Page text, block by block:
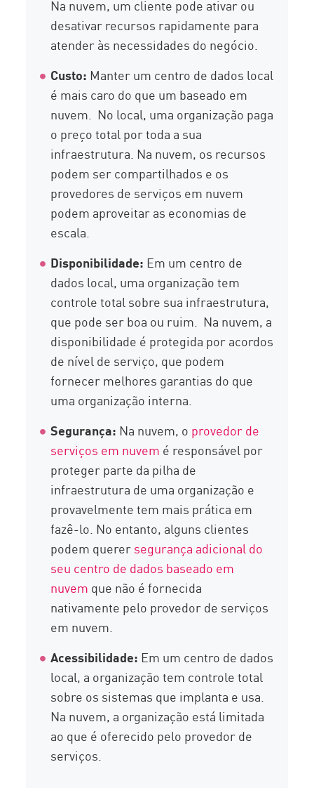
Na nuvem, um cliente pode ativar ou
desativar recursos rapidamente para
atender às necessidades do negócio.
Custo: Manter um centro de dados local
é mais caro do que um baseado em
nuvem. No local, uma organização paga
o preço total por toda a sua
infraestrutura. Na nuvem, os recursos
podem ser compartilhados e os
provedores de serviços em nuvem
podem aproveitar as economias de
escala.
Disponibilidade: Em um centro de
dados local, uma organização tem
controle total sobre sua infraestrutura,
que pode ser boa ou ruim. Na nuvem, a
disponibilidade é protegida por acordos
de nível de serviço, que podem
fornecer melhores garantias do que
uma organização interna.
Segurança: Na nuvem, o provedor de
serviços em nuvem é responsável por
proteger parte da pilha de
infraestrutura de uma organização e
provavelmente tem mais prática em
fazê-lo. No entanto, alguns clientes
podem querersegurança adicional do
seu centro de dados baseado em
nuvem que não é fornecida
nativamente pelo provedor de serviços
em nuvem.
Acessibilidade: Em um centro de dados
local, a organização tem controle total
sobre os sistemas que implanta e usa.
Na nuvem, a organização está limitada
ao que é oferecido pelo provedor de
serviços.